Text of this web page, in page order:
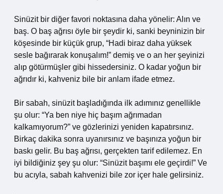
Sinüzit bir diğer favori noktasına daha yönelir: Alın ve
baş. O baş ağrısı öyle bir şeydir ki, sanki beyninizin bir
köşesinde bir küçük grup, “Hadi biraz daha yüksek
sesle bağırarak konuşalım!” demiş ve o an her şeyinizi
alıp götürmüşler gibi hissedersiniz. O kadar yoğun bir
ağrıdır ki, kahveniz bile bir anlam ifade etmez.
Bir sabah, sinüzit başladığında ilk adımınız genellikle
şu olur: “Ya ben niye hiç başım ağrımadan
kalkamıyorum?” ve gözlerinizi yeniden kapatırsınız.
Birkaç dakika sonra uyanırsınız ve başınıza yoğun bir
baskı gelir. Bu baş ağrısı, gerçekten tarif edilemez. En
iyi bildiğiniz şey şu olur: “Sinüzit başımı ele geçirdi!” Ve
bu acıyla, sabah kahvenizi bile zor içer hale gelirsiniz.